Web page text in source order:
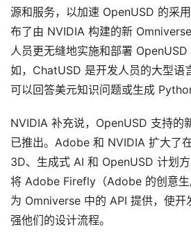
首
页
源和服务，以加速 OpenUSD 的采
布了由 NVIDIA 构建的新
人员更无缝地实施和部署
如，ChatUSD 是开发人员的大型语
可以回答美元知识问题或生成
NVIDIA 补充说，OpenUSD 支持的
已推出。Adobe 和 NVIDIA 扩大了
3D、生成式 AI 和 OpenUSD 计划
将 Adob​​e Firefly（Adobe 的创意
为 Omniverse 中的 API 提供，使开
强他们的设计流程。